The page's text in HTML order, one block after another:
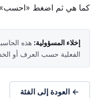
كما هي ثم اضغط «احسب»
إخلاء المسؤولية: هذه
الفعلية حسب العرف أو
← العودة إلى الفئة